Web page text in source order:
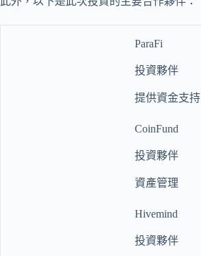
ParaFi
投資夥伴
提供資金支持
CoinFund
投資夥伴
資產管理
Hivemind
投資夥伴